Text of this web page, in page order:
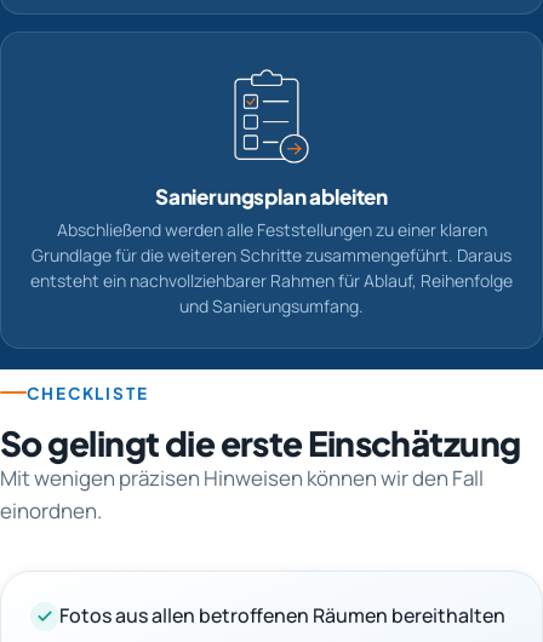
Sanierungsplan ableiten
Abschließend werden alle Feststellungen zu einer klaren
Grundlage für die weiteren Schritte zusammengeführt. Daraus
entsteht ein nachvollziehbarer Rahmen für Ablauf, Reihenfolge
und Sanierungsumfang.
CHECKLISTE
So gelingt die erste Einschätzung
Mit wenigen präzisen Hinweisen können wir den Fall
einordnen.
Fotos aus allen betroffenen Räumen bereithalten